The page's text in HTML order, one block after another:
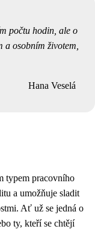
počtu hodin, ale o
osobním životem,
Hana Veselá
typem pracovního
a umožňuje sladit
Ať už se jedná o
ty, kteří se chtějí